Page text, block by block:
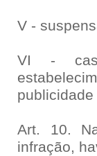
V -
VI -
Art. 10.
infração,